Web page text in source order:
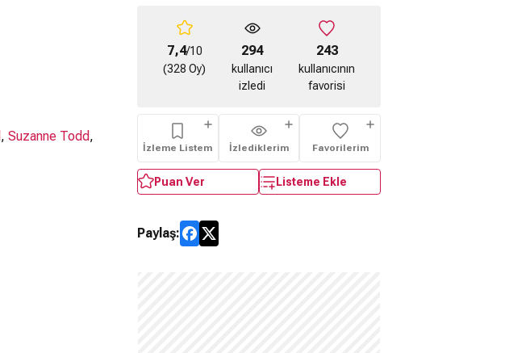
, Suzanne Todd,
7,4/10
(328 Oy)
294
kullanıcı
izledi
243
kullanıcının
favorisi
İzleme Listem İzlediklerim Favorilerim
Puan Ver Listeme Ekle
Paylaş: